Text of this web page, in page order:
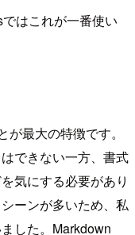
はこれが一番使い
最大の特徴です。
できない一方、書式
気にする必要があり
ーンが多いため、私
した。Markdown